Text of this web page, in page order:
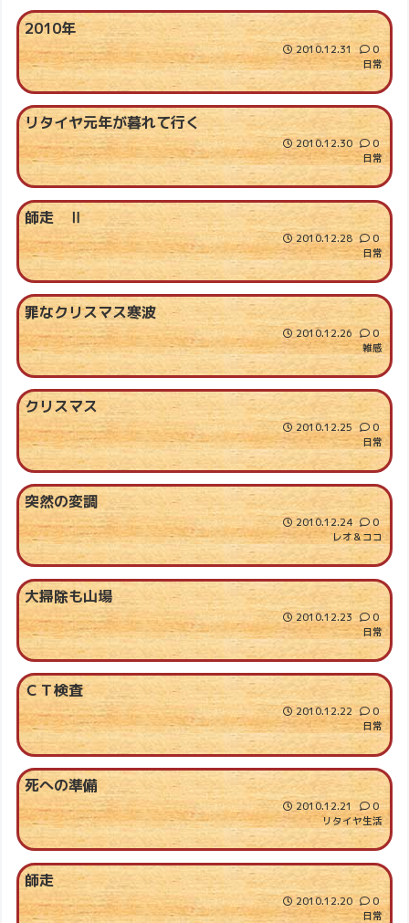
2010年
2010.12.31
0
日常
リタイヤ元年が暮れて行く
2010.12.30
0
日常
師走 Ⅱ
2010.12.28
0
日常
罪なクリスマス寒波
2010.12.26
0
雑感
クリスマス
2010.12.25
0
日常
突然の変調
2010.12.24
0
レオ＆ココ
大掃除も山場
2010.12.23
0
日常
ＣＴ検査
2010.12.22
0
日常
死への準備
2010.12.21
0
リタイヤ生活
師走
2010.12.20
0
日常